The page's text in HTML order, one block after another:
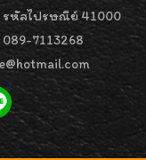
รหัสไปรษณีย์ 41000
089-7113268